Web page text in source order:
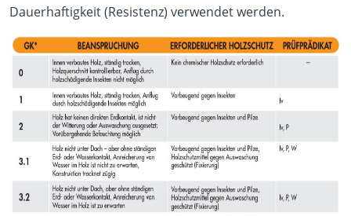
Dauerhaftigkeit (Resistenz) verwendet werden.